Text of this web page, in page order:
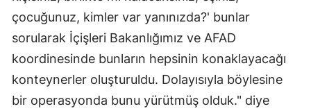
çocuğunuz, kimler var yanınızda?' bunlar
sorularak İçişleri Bakanlığımız ve AFAD
koordinesinde bunların hepsinin konaklayacağı
konteynerler oluşturuldu. Dolayısıyla böylesine
bir operasyonda bunu yürütmüş olduk." diye